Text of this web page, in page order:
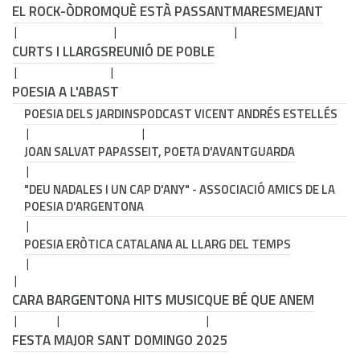
EL ROCK-ÒDROMQUÈ ESTÀ PASSANTMARESMEJANT
CURTS I LLARGSREUNIÓ DE POBLE
POESIA A L'ABAST
POESIA DELS JARDINSPODCAST VICENT ANDRÉS ESTELLÉS
JOAN SALVAT PAPASSEIT, POETA D'AVANTGUARDA
"DEU NADALES I UN CAP D'ANY" - ASSOCIACIÓ AMICS DE LA
POESIA D'ARGENTONA
POESIA ERÒTICA CATALANA AL LLARG DEL TEMPS
CARA BARGENTONA HITS MUSICQUE BÉ QUE ANEM
FESTA MAJOR SANT DOMINGO 2025